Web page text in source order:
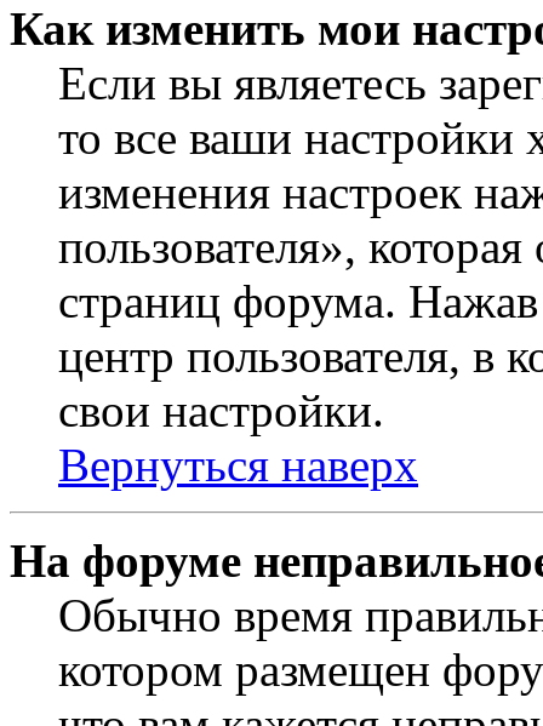
Как изменить мои
Если вы являетесь
то все ваши настройки
изменения настроек
пользователя»,
страниц форума.
центр пользователя, в
свои настройки.
Вернуться наверх
На форуме
Обычно время
котором размещен